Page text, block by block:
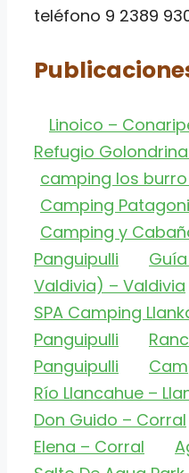
teléfono 9 2389
Linoico –
Refugio
camping los
Camping
Camping y
Panguipulli
Valdivia) – Valdivia
SPA Camping
Panguipulli
Panguipulli
Río Llancahue –
Don Guido – Corral
Elena – Corral